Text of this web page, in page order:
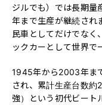
ジルでも）では長期量
年まで生産が継続され
民車としてだけでなく
ックカーとして世界で
1945年から2003年ま
され、累計生産台数
強）という初代ビート